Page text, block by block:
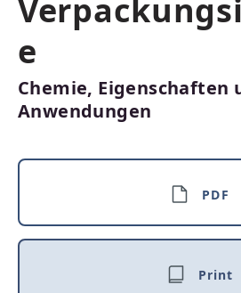
e
Chemie, Eigenschaften
Anwendungen
PDF
Print